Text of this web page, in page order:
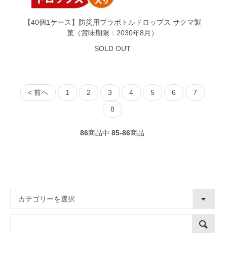
【40個1ケース】防災用プラボトルドロップス サクマ製
菓（賞味期限：2030年8月）
SOLD OUT
< 前へ 1 2 3 4 5 6 7
8
86商品中 85-86商品